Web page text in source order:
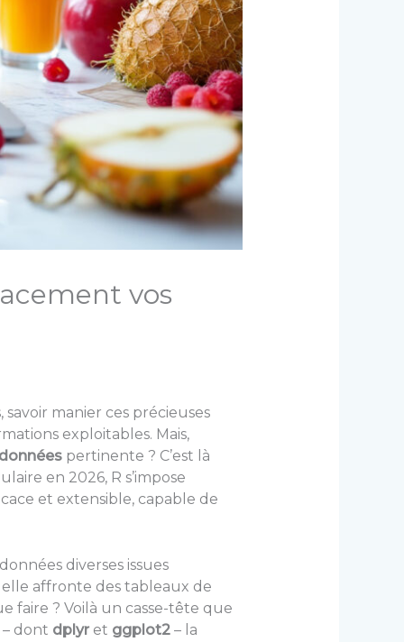
vos
manier ces précieuses
exploitables. Mais,
pertinente ? C’est là
en 2026, R s’impose
et extensible, capable de
diverses issues
affronte des tableaux de
faire ? Voilà un casse-tête que
dont dplyret ggplot2– la